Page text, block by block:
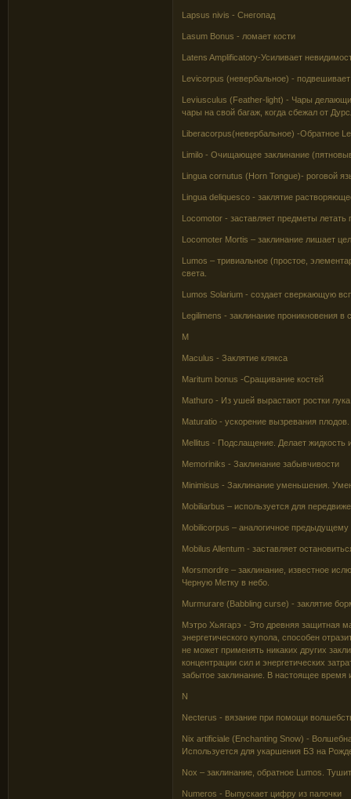
Lapsus nivis - Снегопад
Lasum Bonus - ломает кости
Latens Amplificatory-Усиливает
Levicorpus (невербальное) -
Leviusculus (Feather-light) - Чары
чары на свой багаж, когда сбежал от
Liberacorpus(невербальное) -Обратное
Limilo - Очищающее заклинание
Lingua cornutus (Horn Tongue)- роговой
Lingua deliquesco - заклятие
Locomotor - заставляет предметы летать
Locomoter Mortis – заклинание лишает
Lumos – тривиальное (простое,
света.
Lumos Solarium - создает сверкающую
Legilimens - заклинание проникновения в
M
Maculus - Заклятие клякса
Maritum bonus -Сращивание костей
Mathuro - Из ушей вырастают ростки лука
Maturatio - ускорение вызревания плодов.
Mellitus - Подслащение. Делает жидкость
Memoriniks - Заклинание забывчивости
Мinimisus - Заклинание уменьшения.
Mobiliarbus – используется для
Mobilicorpus – аналогичное
Mobilus Allentum - заставляет
Morsmordre – заклинание, известное
Черную Метку в небо.
Murmurare (Babbling curse) - заклятие
Мэтро Хьягарэ - Это древняя защитная
энергетического купола, способен
не может применять никаких других
концентрации сил и энергетических
забытое заклинание. В настоящее
N
Necterus - вязание при помощи
Nix artificiale (Enchanting Snow) -
Используется для укаршения БЗ на
Nox – заклинание, обратное Lumos.
Numeros - Выпускает цифру из палочки